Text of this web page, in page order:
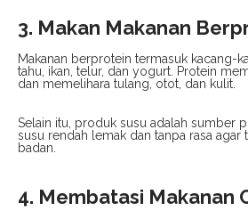
3. Makan Makanan
Makanan berprotein termasuk kacang-
tahu, ikan, telur, dan yogurt. Protein
dan memelihara tulang, otot, dan kulit.
Selain itu, produk susu adalah sumber
susu rendah lemak dan tanpa rasa agar
badan.
4. Membatasi Makanan